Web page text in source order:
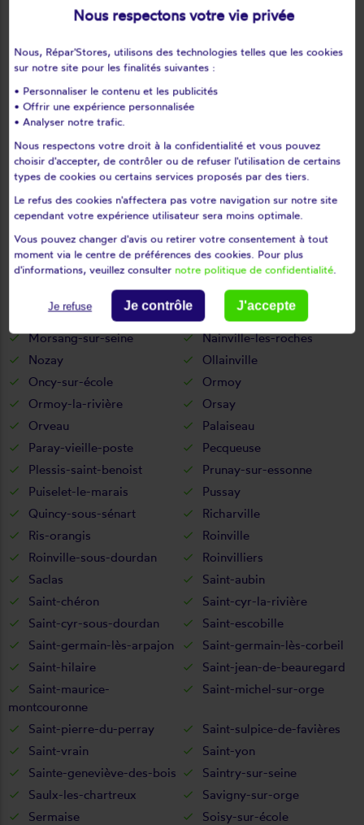
Les granges-le-roi
Les molières
Leuville-sur-orge
Limours
Limours en hurepoix
Linas
Lisses
Longjumeau
Longpont-sur-orge
Marcoussis
Marolles-en-beauce
Marolles-en-hurepoix
Massy
Mauchamps
Mennecy
Méréville
Mérobert
Moigny-sur-école
Mondeville
Monnerville
Montgeron
Morangis
Morigny-champigny
Morsang-sur-orge
Morsang-sur-seine
Nainville-les-roches
Nozay
Ollainville
Oncy-sur-école
Ormoy
Ormoy-la-rivière
Orsay
Orveau
Palaiseau
Paray-vieille-poste
Pecqueuse
Plessis-saint-benoist
Prunay-sur-essonne
Puiselet-le-marais
Pussay
Quincy-sous-sénart
Richarville
Ris-orangis
Roinville
Roinville-sous-dourdan
Roinvilliers
Saclas
Saint-aubin
Saint-chéron
Saint-cyr-la-rivière
Saint-cyr-sous-dourdan
Saint-escobille
Saint-germain-lès-arpajon
Saint-germain-lès-corbeil
Saint-hilaire
Saint-jean-de-beauregard
Saint-maurice-
montcouronne
Saint-michel-sur-orge
Saint-pierre-du-perray
Saint-sulpice-de-favières
Saint-vrain
Saint-yon
Sainte-geneviève-des-bois
Saintry-sur-seine
Saulx-les-chartreux
Savigny-sur-orge
Sermaise
Soisy-sur-école
Nous respectons votre vie privée
Nous, Répar'Stores, utilisons des technologies telles que les cookies
sur notre site pour les finalités suivantes :
• Personnaliser le contenu et les publicités
• Offrir une expérience personnalisée
• Analyser notre trafic.
Nous respectons votre droit à la confidentialité et vous pouvez
choisir d'accepter, de contrôler ou de refuser l'utilisation de certains
types de cookies ou certains services proposés par des tiers.
Le refus des cookies n'affectera pas votre navigation sur notre site
cependant votre expérience utilisateur sera moins optimale.
Vous pouvez changer d'avis ou retirer votre consentement à tout
moment via le centre de préférences des cookies. Pour plus
d'informations, veuillez consulter notre politique de confidentialité.
Je refuse Je contrôle J'accepte